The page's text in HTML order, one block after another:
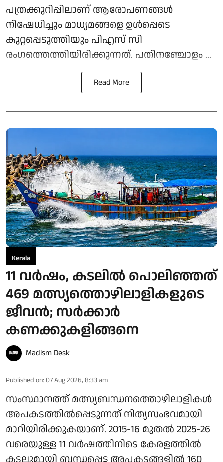
പത്രക്കുറിപ്പിലാണ് ആരോപണങ്ങള്‍
നിഷേധിച്ചും മാധ്യമങ്ങളെ ഉള്‍പ്പെടെ
കുറ്റപ്പെടുത്തിയും പിഎസ് സി
രംഗത്തെത്തിയിരിക്കുന്നത്. പതിനഞ്ചോളം ...
Read More
Kerala
11 വര്‍ഷം, കടലില്‍ പൊലിഞ്ഞത്
469 മത്സ്യത്തൊഴിലാളികളുടെ
ജീവന്‍; സര്‍ക്കാര്‍
കണക്കുകളിങ്ങനെ
Madism Desk
Published on: 07 Aug 2026, 8:33 am
സംസ്ഥാനത്ത് മത്സ്യബന്ധനത്തൊഴിലാളികൾ
അപകടത്തിൽപ്പെടുന്നത് നിത്യസംഭവമായി
മാറിയിരിക്കുകയാണ്. 2015-16 മുതൽ 2025-26
വരെയുള്ള 11 വർഷത്തിനിടെ കേരളത്തിൽ
കടലുമായി ബന്ധപ്പെട്ട അപകടങ്ങളിൽ 160